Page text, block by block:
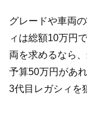
※全長・全幅・全
グレードや車両
ィは総額10万円
両を求めるなら
予算50万円があ
3代目レガシィを